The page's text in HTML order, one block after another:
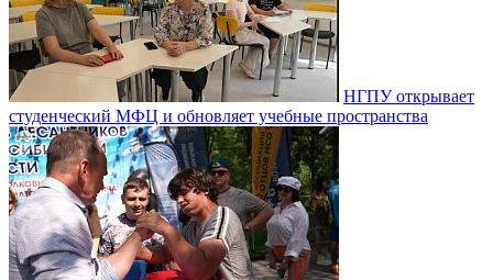
НГПУ открывает
студенческий МФЦ и обновляет учебные пространства